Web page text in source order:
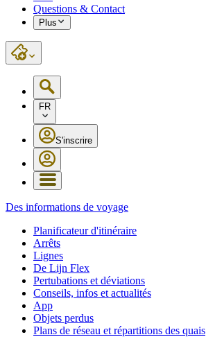
Questions & Contact
Plus
FR
S'inscrire
Des informations de voyage
Planificateur d'itinéraire
Arrêts
Lignes
De Lijn Flex
Pertubations et déviations
Conseils, infos et actualités
App
Objets perdus
Plans de réseau et répartitions des quais